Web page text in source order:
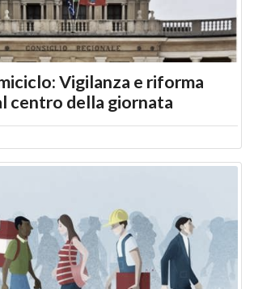
Vigilanza e riforma
centro della giornata